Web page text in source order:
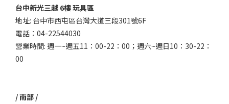
台中新光三越 6樓 玩具區
地址: 台中市西屯區台灣大道三段301號6F
電話：04-22544030
營業時間: 週一~週五11：00-22：00；週六~週日10：30-22：
00
/ 南部 /